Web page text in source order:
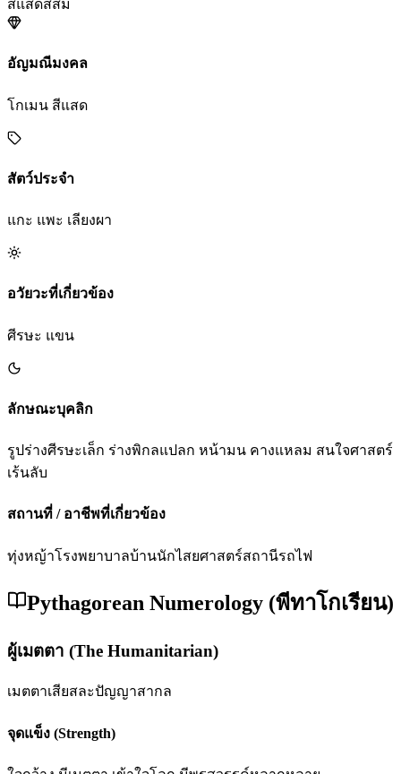
สีแสดสีส้ม
อัญมณีมงคล
โกเมน สีแสด
สัตว์ประจำ
แกะ แพะ เลียงผา
อวัยวะที่เกี่ยวข้อง
ศีรษะ แขน
ลักษณะบุคลิก
รูปร่างศีรษะเล็ก ร่างพิกลแปลก หน้ามน คางแหลม สนใจศาสตร์
เร้นลับ
สถานที่ / อาชีพที่เกี่ยวข้อง
ทุ่งหญ้าโรงพยาบาลบ้านนักไสยศาสตร์สถานีรถไฟ
Pythagorean Numerology (พีทาโกเรียน)
ผู้เมตตา (The Humanitarian)
เมตตาเสียสละปัญญาสากล
จุดแข็ง (Strength)